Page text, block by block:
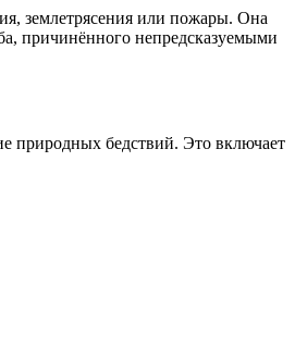
землетрясения или пожары. Она
причинённого непредсказуемыми
природных бедствий. Это включает